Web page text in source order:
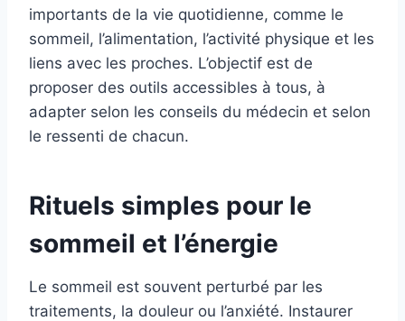
importants de la vie quotidienne, comme le
sommeil, l’alimentation, l’activité physique et les
liens avec les proches. L’objectif est de
proposer des outils accessibles à tous, à
adapter selon les conseils du médecin et selon
le ressenti de chacun.
Rituels simples pour le
sommeil et l’énergie
Le sommeil est souvent perturbé par les
traitements, la douleur ou l’anxiété. Instaurer